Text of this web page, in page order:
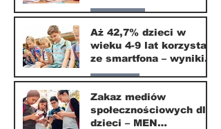
od września 2026
Edukacja
16 mar
Aż 42,7% dzieci w
wieku 4-9 lat korzysta
ze smartfona – wyniki
badania Krajowego
Instytutu Mediów
Parents
1 mar
Zakaz mediów
społecznościowych dla
dzieci – MEN